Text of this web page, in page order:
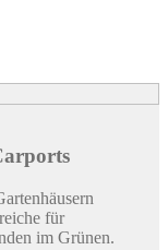
für
im Grünen.